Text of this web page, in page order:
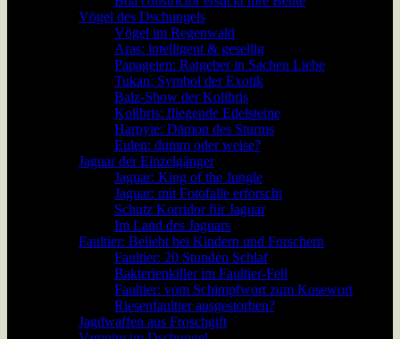
Vögel des Dschungels
Vögel im Regenwald
Aras: intelligent & gesellig
Papageien: Ratgeber in Sachen Liebe
Tukan: Symbol der Exotik
Balz-Show der Kolibris
Kolibris: fliegende Edelsteine
Harpyie: Dämon des Sturms
Eulen: dumm oder weise?
Jaguar der Einzelgänger
Jaguar: King of the Jungle
Jaguar: mit Fotofalle erforscht
Schutz Korridor für Jaguar
Im Land des Jaguars
Faultier: Beliebt bei Kindern und Forschern
Faultier: 20 Stunden Schlaf
Bakterienkiller im Faultier-Fell
Faultier: vom Schimpfwort zum Kosewort
Riesenfaultier ausgestorben?
Jagdwaffen aus Froschgift